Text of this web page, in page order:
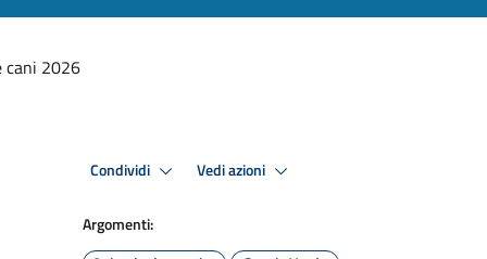
cani 2026
Condividi Vedi azioni
Argomenti: